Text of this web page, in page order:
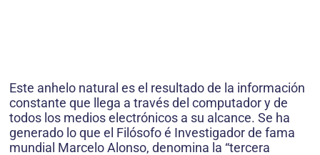
Este anhelo natural es el resultado de la información
constante que llega a través del computador y de
todos los medios electrónicos a su alcance. Se ha
generado lo que el Filósofo é Investigador de fama
mundial Marcelo Alonso, denomina la “tercera